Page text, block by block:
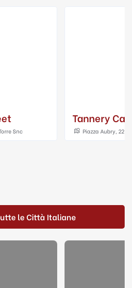
Snc
Tannery
Piazza Aubry, 22 ,
le Città Italiane